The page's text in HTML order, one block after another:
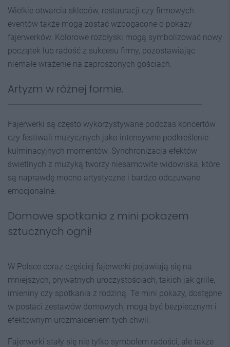
Wielkie otwarcia sklepów, restauracji czy firmowych
eventów także mogą zostać wzbogacone o pokazy
fajerwerków. Kolorowe rozbłyski mogą symbolizować nowy
początek lub radość z sukcesu firmy, pozostawiając
niemałe wrażenie na zaproszonych gościach.
Artyzm w różnej formie.
Fajerwerki są często wykorzystywane podczas koncertów
czy festiwali muzycznych jako intensywne podkreślenie
kulminacyjnych momentów. Synchronizacja efektów
świetlnych z muzyką tworzy niesamowite widowiska, które
są naprawdę mocno artystyczne i bardzo odczuwane
emocjonalne.
Domowe spotkania z mini pokazem
sztucznych ogni!
W Polsce coraz częściej fajerwerki pojawiają się na
mniejszych, prywatnych uroczystościach, takich jak grille,
imieniny czy spotkania z rodziną. Te mini pokazy, dostępne
w postaci zestawów domowych, mogą być bezpiecznym i
efektownym urozmaiceniem tych chwil.
Fajerwerki stały się nie tylko symbolem radości, ale także